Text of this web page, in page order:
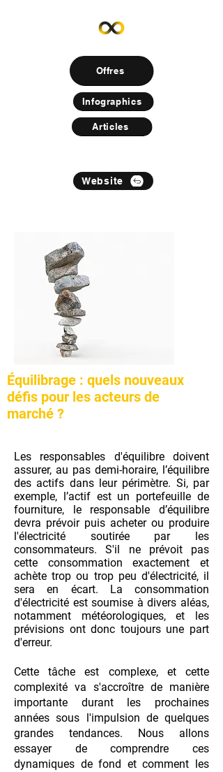
Offres
Infographics
Articles
Website
Équilibrage : quels nouveaux
défis pour les acteurs de
marché ?
Les responsables d'équilibre doivent
assurer, au pas demi-horaire, l’équilibre
des actifs dans leur périmètre. Si, par
exemple, l’actif est un portefeuille de
fourniture, le responsable d’équilibre
devra prévoir puis acheter ou produire
l'électricité soutirée par les
consommateurs. S'il ne prévoit pas
cette consommation exactement et
achète trop ou trop peu d'électricité, il
sera en écart. La consommation
d'électricité est soumise à divers aléas,
notamment météorologiques, et les
prévisions ont donc toujours une part
d'erreur.
Cette tâche est complexe, et cette
complexité va s'accroître de manière
importante durant les prochaines
années sous l'impulsion de quelques
grandes tendances. Nous allons
essayer de comprendre ces
dynamiques de fond et comment les